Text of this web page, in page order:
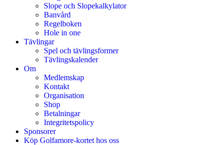
Slope och Slopekalkylator
Banvård
Regelboken
Hole in one
Tävlingar
Spel och tävlingsformer
Tävlingskalender
Om
Medlemskap
Kontakt
Organisation
Shop
Betalningar
Integritetspolicy
Sponsorer
Köp Golfamore-kortet hos oss